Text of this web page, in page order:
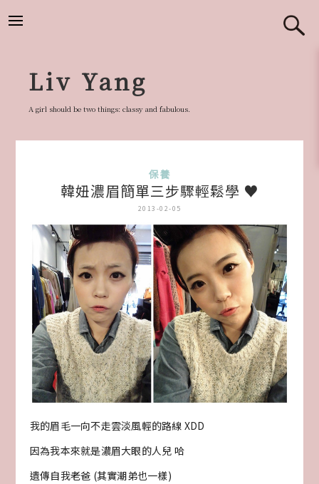
Liv Yang
A girl should be two things: classy and fabulous.
保養
韓妞濃眉簡單三步驟輕鬆學 ♥
2013-02-05
我的眉毛一向不走雲淡風輕的路線 XDD
因為我本來就是濃眉大眼的人兒 哈
遺傳自我老爸 (其實潮弟也一樣)